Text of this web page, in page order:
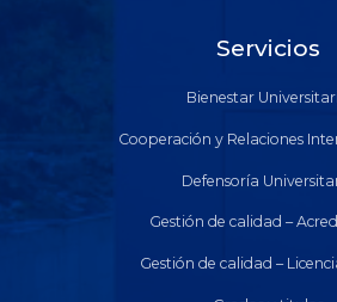
Servicios
Bienestar
Cooperación y Relaciones
Defensoría
Gestión de calidad –
Gestión de calidad –